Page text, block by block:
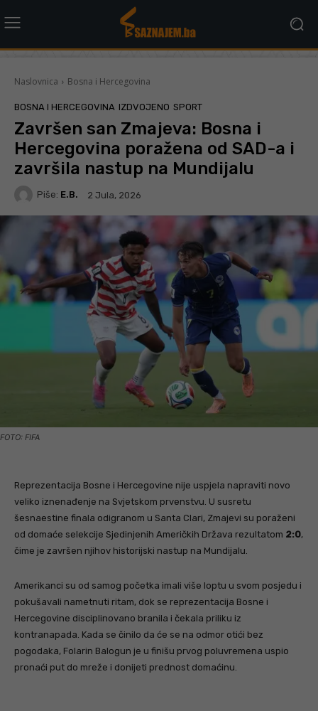
Naslovnica Bosna i Hercegovina
BOSNA I HERCEGOVINA IZDVOJENO SPORT
Završen san Zmajeva: Bosna i
Hercegovina poražena od SAD-a i
završila nastup na Mundijalu
Piše: E.B. 2 Jula, 2026
FOTO: FIFA
Reprezentacija Bosne i Hercegovine nije uspjela napraviti novo
veliko iznenađenje na Svjetskom prvenstvu. U susretu
šesnaestine finala odigranom u Santa Clari, Zmajevi su poraženi
od domaće selekcije Sjedinjenih Američkih Država rezultatom 2:0,
čime je završen njihov historijski nastup na Mundijalu.
Amerikanci su od samog početka imali više loptu u svom posjedu i
pokušavali nametnuti ritam, dok se reprezentacija Bosne i
Hercegovine disciplinovano branila i čekala priliku iz
kontranapada. Kada se činilo da će se na odmor otići bez
pogodaka, Folarin Balogun je u finišu prvog poluvremena uspio
pronaći put do mreže i donijeti prednost domaćinu.